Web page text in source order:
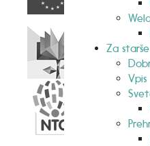
Za starše
Vpis